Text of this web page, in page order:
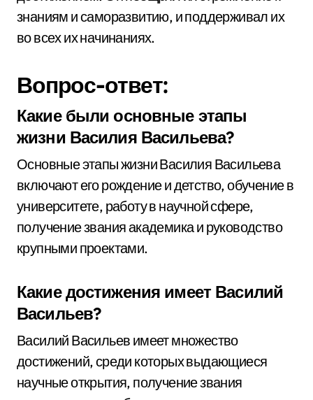
знаниям и саморазвитию, и поддерживал их
во всех их начинаниях.
Вопрос-ответ:
Какие были основные этапы
жизни Василия Васильева?
Основные этапы жизни Василия Васильева
включают его рождение и детство, обучение в
университете, работу в научной сфере,
получение звания академика и руководство
крупными проектами.
Какие достижения имеет Василий
Васильев?
Василий Васильев имеет множество
достижений, среди которых выдающиеся
научные открытия, получение звания